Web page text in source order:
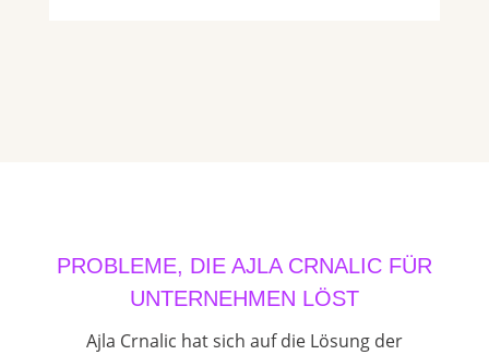
PROBLEME, DIE AJLA CRNALIC FÜR
UNTERNEHMEN LÖST
Ajla Crnalic hat sich auf die Lösung der